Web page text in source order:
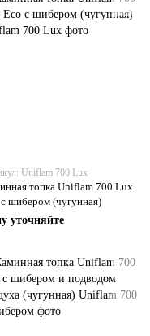
Uniflam 700 Lux
топка Uniflam 700 Lux
шибером (чугунная)
уточняйте